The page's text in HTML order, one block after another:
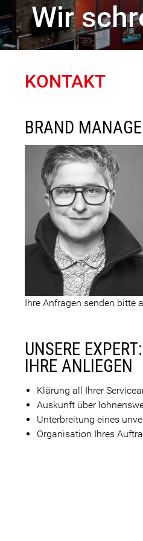
Wir
KONTAKT
BRAND
Ihre Anfragen senden bitte
UNSERE
IHRE ANLIEGEN
Klärung all Ihrer
Auskunft über
Unterbreitung eines
Organisation Ihres